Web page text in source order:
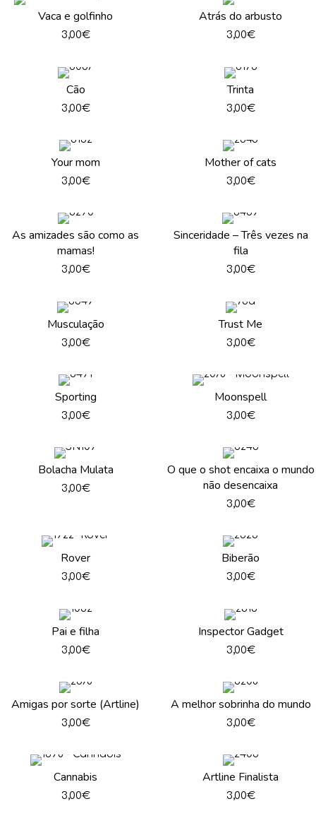
Vaca e golfinho
3,00€
Atrás do arbusto
3,00€
Cão
3,00€
Trinta
3,00€
Your mom
3,00€
Mother of cats
3,00€
As amizades são como as
mamas!
3,00€
Sinceridade – Três vezes na
fila
3,00€
Musculação
3,00€
Trust Me
3,00€
Sporting
3,00€
Moonspell
3,00€
Bolacha Mulata
3,00€
O que o shot encaixa o mundo
não desencaixa
3,00€
Rover
3,00€
Biberão
3,00€
Pai e filha
3,00€
Inspector Gadget
3,00€
Amigas por sorte (Artline)
3,00€
A melhor sobrinha do mundo
3,00€
Cannabis
3,00€
Artline Finalista
3,00€